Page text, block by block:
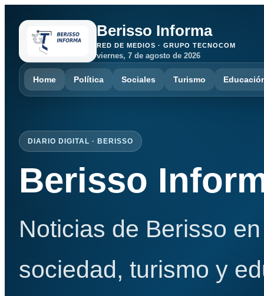
Berisso Informa
RED DE MEDIOS · GRUPO TECNOCOM
viernes, 7 de agosto de 2026
Home Política Sociales Turismo
DIARIO DIGITAL · BERISSO
Berisso
Noticias de Berisso
sociedad, turismo y